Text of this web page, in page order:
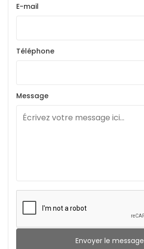
E-mail
Téléphone
Message
Envoyer le message